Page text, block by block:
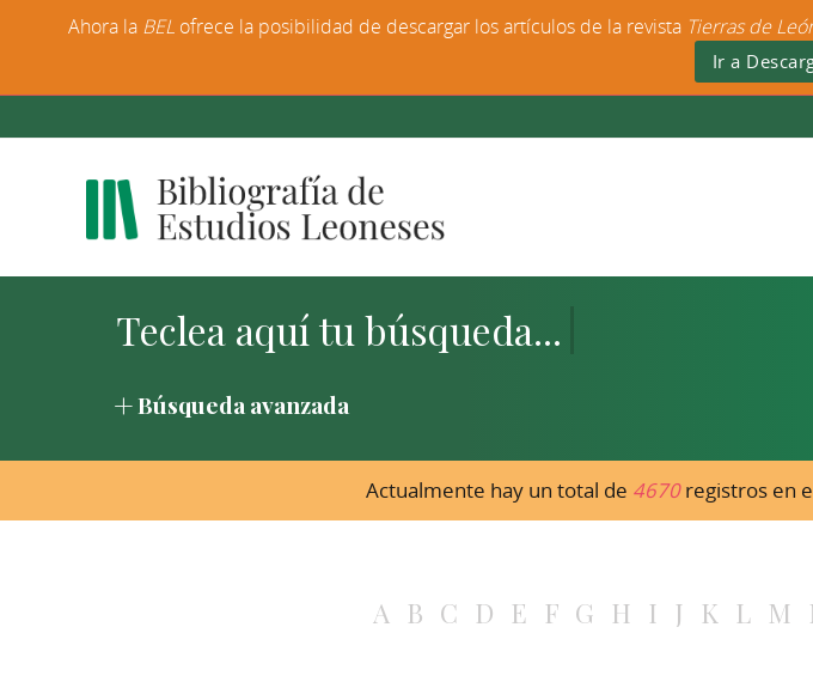
Búsqueda avanzada
Actualmente hay un total de 4670registros en
A B C D E F G H I J K L M
Ahora la BEL ofrece la posibilidad de descargar los artículos de la revista Tierras de
Ir a